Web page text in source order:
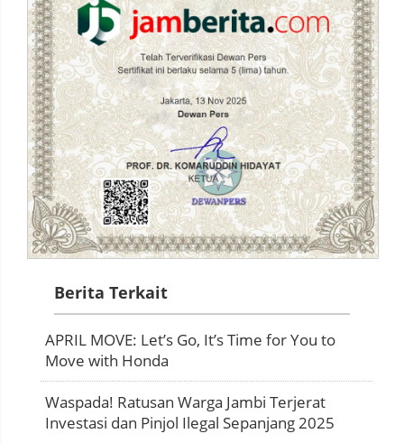
Berita Terkait
APRIL MOVE: Let’s Go, It’s Time for You to
Move with Honda
Waspada! Ratusan Warga Jambi Terjerat
Investasi dan Pinjol Ilegal Sepanjang 2025